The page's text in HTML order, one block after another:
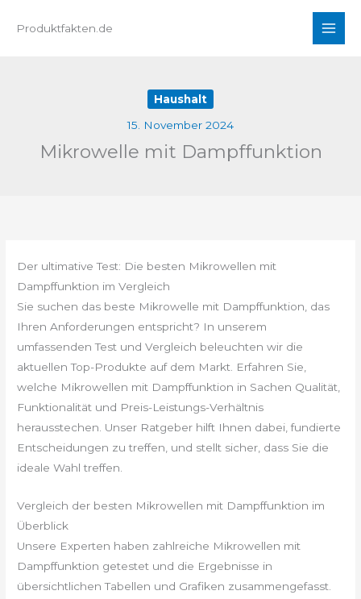
InhaltProduktfakten.de
Haushalt
15. November 2024
Mikrowelle mit Dampffunktion
Der ultimative Test: Die besten Mikrowellen mit
Dampffunktion im Vergleich
Sie suchen das beste Mikrowelle mit Dampffunktion, das
Ihren Anforderungen entspricht? In unserem
umfassenden Test und Vergleich beleuchten wir die
aktuellen Top-Produkte auf dem Markt. Erfahren Sie,
welche Mikrowellen mit Dampffunktion in Sachen Qualität,
Funktionalität und Preis-Leistungs-Verhältnis
herausstechen. Unser Ratgeber hilft Ihnen dabei, fundierte
Entscheidungen zu treffen, und stellt sicher, dass Sie die
ideale Wahl treffen.
Vergleich der besten Mikrowellen mit Dampffunktion im
Überblick
Unsere Experten haben zahlreiche Mikrowellen mit
Dampffunktion getestet und die Ergebnisse in
übersichtlichen Tabellen und Grafiken zusammengefasst.